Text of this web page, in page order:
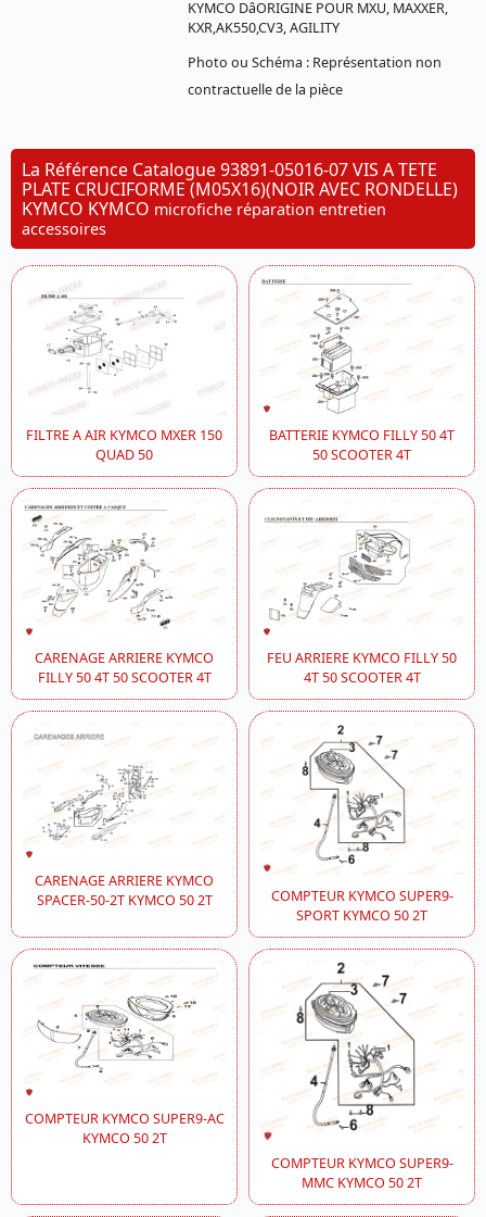
KYMCO DâORIGINE POUR MXU, MAXXER,
KXR,AK550,CV3, AGILITY
Photo ou Schéma : Représentation non
contractuelle de la pièce
La Référence Catalogue 93891-05016-07 VIS A TETE
PLATE CRUCIFORME (M05X16)(NOIR AVEC RONDELLE)
KYMCO KYMCO microfiche réparation entretien
accessoires
FILTRE A AIR KYMCO MXER 150
QUAD 50
BATTERIE KYMCO FILLY 50 4T
50 SCOOTER 4T
CARENAGE ARRIERE KYMCO
FILLY 50 4T 50 SCOOTER 4T
FEU ARRIERE KYMCO FILLY 50
4T 50 SCOOTER 4T
CARENAGE ARRIERE KYMCO
SPACER-50-2T KYMCO 50 2T
COMPTEUR KYMCO SUPER9-
SPORT KYMCO 50 2T
COMPTEUR KYMCO SUPER9-AC
KYMCO 50 2T
COMPTEUR KYMCO SUPER9-
MMC KYMCO 50 2T